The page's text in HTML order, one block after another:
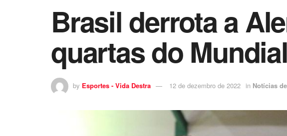
Brasil derrota a
quartas do
by Esportes - Vida Destra 12 de dezembro de 2022 in Notícias